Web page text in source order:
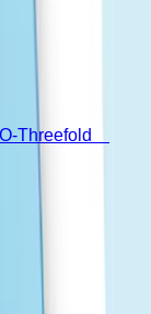
Threefold